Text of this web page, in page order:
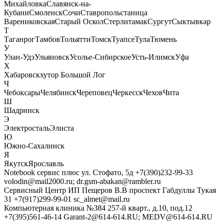
МихайловкаСлавянск-на-
КубаниСмоленскСочиСтавропольстаница
ВарениковскаяСтарый ОсколСтерлитамакСургутСыктывкар
Т
ТаганрогТамбовТольяттиТомскТуапсеТулаТюмень
У
Улан-УдэУльяновскУсолье-СибирскоеУсть-ИлимскУфа
Х
Хабаровскхутор Большой Лог
Ч
ЧебоксарыЧелябинскЧереповецЧеркесскЧеховЧита
Ш
Шадринск
Э
ЭлектростальЭлиста
Ю
Южно-Сахалинск
Я
ЯкутскЯрославль
Notebook сервис плюс ул. Стофато, 5д +7(390)232-99-33
volodin@mail2000.ru; dr.gsm-abakan@rambler.ru
Сервисный Центр ИП Пещеров В.В проспект Габдуллы Тукая
31 +7(917)299-99-01 sc_almet@mail.ru
Компьютерная клиника №384 257-й кварт., д.10, под.12
+7(395)561-46-14 Garant-2@614-614.RU; MEDV@614-614.RU